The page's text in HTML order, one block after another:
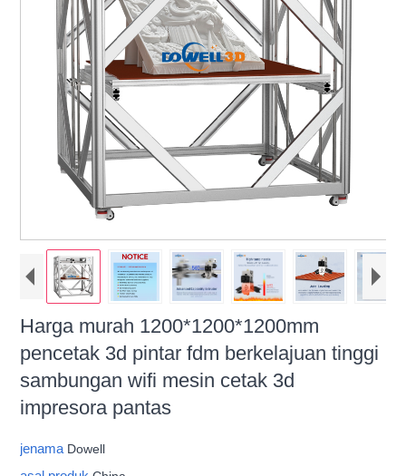
Harga murah 1200*1200*1200mm
pencetak 3d pintar fdm berkelajuan tinggi
sambungan wifi mesin cetak 3d
impresora pantas
jenama Dowell